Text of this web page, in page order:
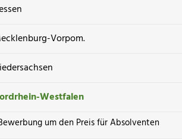
Vorpom.
Westfalen
um den Preis für Absolventen